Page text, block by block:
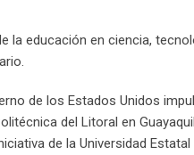
la educación en ciencia,
de los Estados Unidos
del Litoral en
de la Universidad Estatal